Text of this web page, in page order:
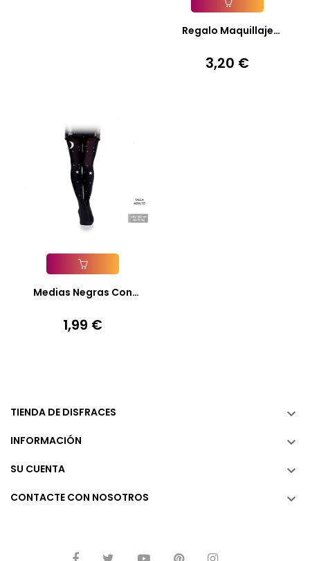
Añadir A La Cesta
Regalo Maquillaje
Precio
3,20 €
Añadir A La Cesta
Medias Negras Con
Precio
1,99 €
TIENDA DE DISFRACES 
INFORMACIÓN 
SU CUENTA 
CONTACTE CON NOSOTROS 